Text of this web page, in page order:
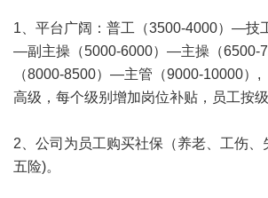
1、平台广阔：普工（3500-4000）—技
—副主操（5000-6000）—主操（6500-
（8000-8500）—主管（9000-10000）,
高级，每个级别增加岗位补贴，员工按级
2、公司为员工购买社保（养老、工伤、
五险)。